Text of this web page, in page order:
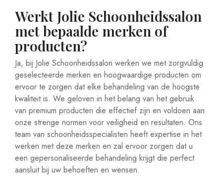
Werkt Jolie Schoonheidssalon
met bepaalde merken of
producten?
Ja, bij Jolie Schoonheidssalon werken we met zorgvuldig
geselecteerde merken en hoogwaardige producten om
ervoor te zorgen dat elke behandeling van de hoogste
kwaliteit is. We geloven in het belang van het gebruik
van premium producten die effectief zijn en voldoen aan
onze strenge normen voor veiligheid en resultaten. Ons
team van schoonheidsspecialisten heeft expertise in het
werken met deze merken en zal ervoor zorgen dat u
een gepersonaliseerde behandeling krijgt die perfect
aansluit bij uw behoeften en wensen.